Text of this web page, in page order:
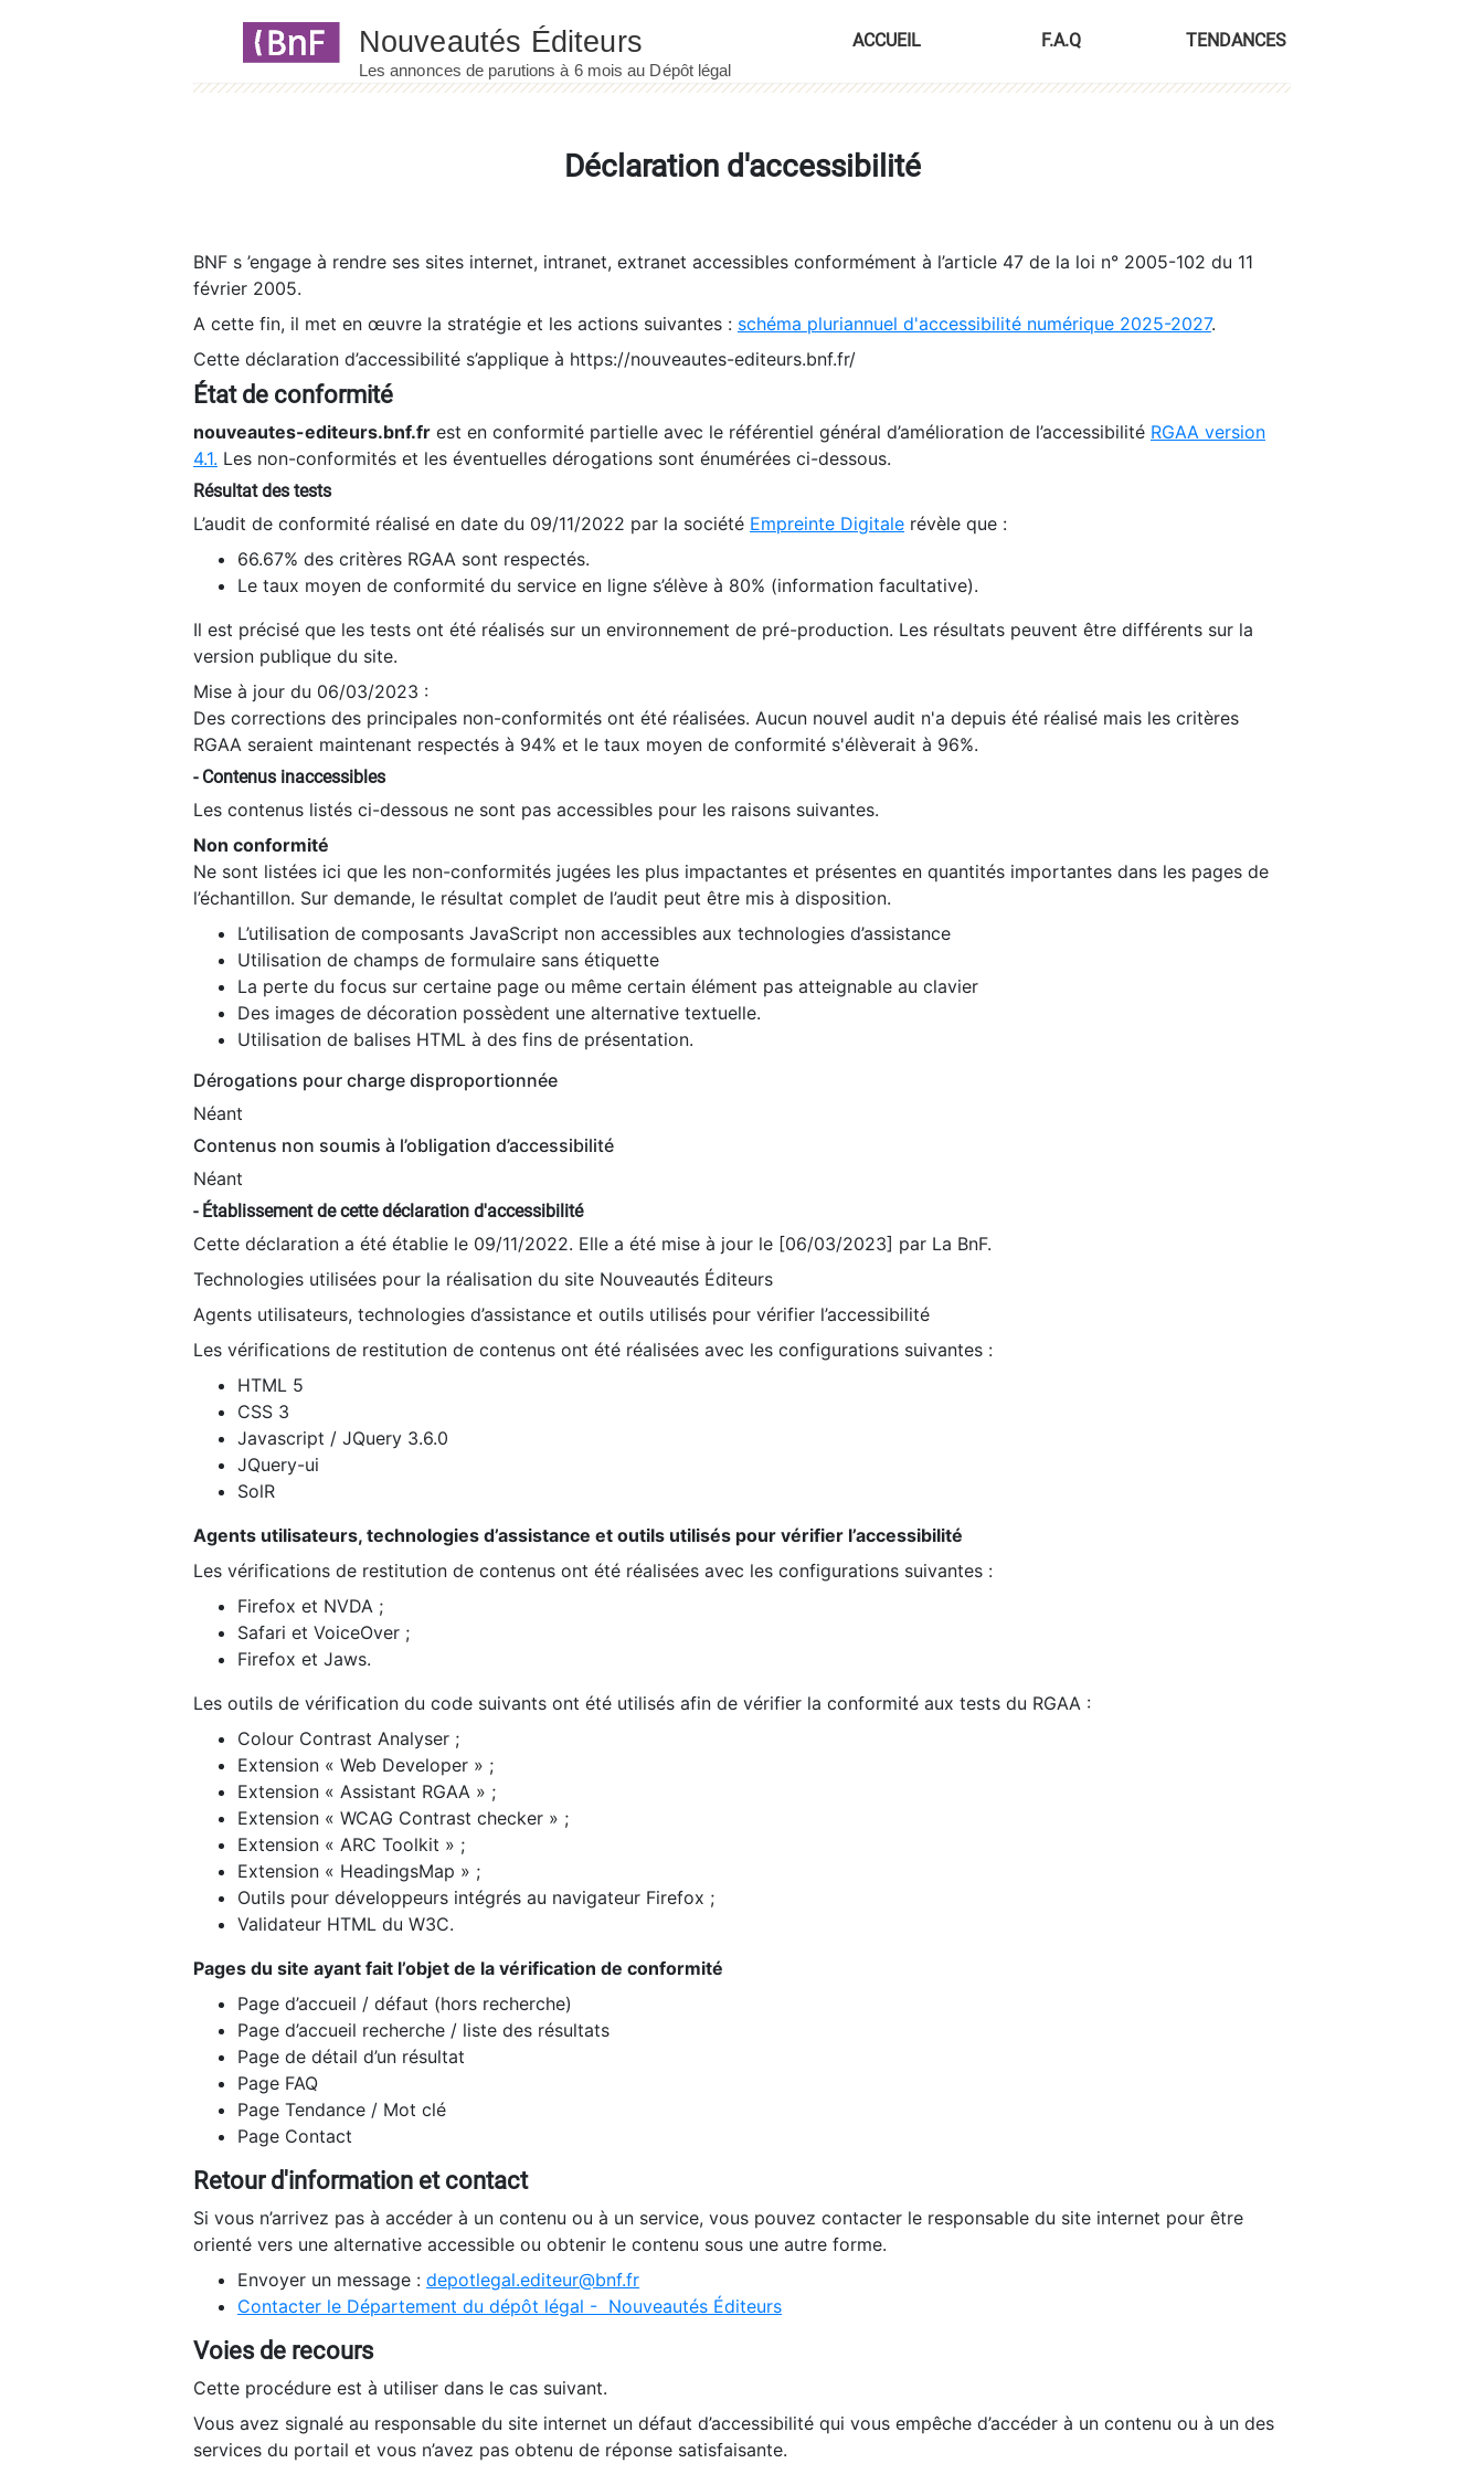
ACCUEIL F.A.Q TENDANCES
Déclaration d'accessibilité
BNF s ’engage à rendre ses sites internet, intranet, extranet accessibles conformément à l’article 47 de la loi n° 2005-102 du 11
février 2005.
A cette fin, il met en œuvre la stratégie et les actions suivantes : schéma pluriannuel d'accessibilité numérique 2025-2027.
Cette déclaration d’accessibilité s’applique à https://nouveautes-editeurs.bnf.fr/
État de conformité
nouveautes-editeurs.bnf.fr est en conformité partielle avec le référentiel général d’amélioration de l’accessibilité RGAA version
4.1. Les non-conformités et les éventuelles dérogations sont énumérées ci-dessous.
Résultat des tests
L’audit de conformité réalisé en date du 09/11/2022 par la société Empreinte Digitale révèle que :
66.67% des critères RGAA sont respectés.
Le taux moyen de conformité du service en ligne s’élève à 80% (information facultative).
Il est précisé que les tests ont été réalisés sur un environnement de pré-production. Les résultats peuvent être différents sur la
version publique du site.
Mise à jour du 06/03/2023 :
Des corrections des principales non-conformités ont été réalisées. Aucun nouvel audit n'a depuis été réalisé mais les critères
RGAA seraient maintenant respectés à 94% et le taux moyen de conformité s'élèverait à 96%.
- Contenus inaccessibles
Les contenus listés ci-dessous ne sont pas accessibles pour les raisons suivantes.
Non conformité
Ne sont listées ici que les non-conformités jugées les plus impactantes et présentes en quantités importantes dans les pages de
l’échantillon. Sur demande, le résultat complet de l’audit peut être mis à disposition.
L’utilisation de composants JavaScript non accessibles aux technologies d’assistance
Utilisation de champs de formulaire sans étiquette
La perte du focus sur certaine page ou même certain élément pas atteignable au clavier
Des images de décoration possèdent une alternative textuelle.
Utilisation de balises HTML à des fins de présentation.
Dérogations pour charge disproportionnée
Néant
Contenus non soumis à l’obligation d’accessibilité
Néant
- Établissement de cette déclaration d'accessibilité
Cette déclaration a été établie le 09/11/2022. Elle a été mise à jour le [06/03/2023] par La BnF.
Technologies utilisées pour la réalisation du site Nouveautés Éditeurs
Agents utilisateurs, technologies d’assistance et outils utilisés pour vérifier l’accessibilité
Les vérifications de restitution de contenus ont été réalisées avec les configurations suivantes :
HTML 5
CSS 3
Javascript / JQuery 3.6.0
JQuery-ui
SolR
Agents utilisateurs, technologies d’assistance et outils utilisés pour vérifier l’accessibilité
Les vérifications de restitution de contenus ont été réalisées avec les configurations suivantes :
Firefox et NVDA ;
Safari et VoiceOver ;
Firefox et Jaws.
Les outils de vérification du code suivants ont été utilisés afin de vérifier la conformité aux tests du RGAA :
Colour Contrast Analyser ;
Extension « Web Developer » ;
Extension « Assistant RGAA » ;
Extension « WCAG Contrast checker » ;
Extension « ARC Toolkit » ;
Extension « HeadingsMap » ;
Outils pour développeurs intégrés au navigateur Firefox ;
Validateur HTML du W3C.
Pages du site ayant fait l’objet de la vérification de conformité
Page d’accueil / défaut (hors recherche)
Page d’accueil recherche / liste des résultats
Page de détail d’un résultat
Page FAQ
Page Tendance / Mot clé
Page Contact
Retour d'information et contact
Si vous n’arrivez pas à accéder à un contenu ou à un service, vous pouvez contacter le responsable du site internet pour être
orienté vers une alternative accessible ou obtenir le contenu sous une autre forme.
Envoyer un message : depotlegal.editeur@bnf.fr
Contacter le Département du dépôt légal - Nouveautés Éditeurs
Voies de recours
Cette procédure est à utiliser dans le cas suivant.
Vous avez signalé au responsable du site internet un défaut d’accessibilité qui vous empêche d’accéder à un contenu ou à un des
services du portail et vous n’avez pas obtenu de réponse satisfaisante.